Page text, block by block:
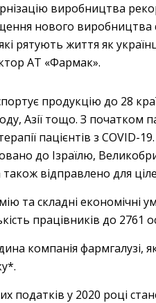
виробництва
нового виробництва
рятують життя як
АТ «Фармак».
продукцію до 28
Азії тощо. З початком
пацієнтів з
до Ізраїлю,
також відправлено для
та складні економічні
працівників до 2761
компанія фармгалузі,
податків у 2020 році